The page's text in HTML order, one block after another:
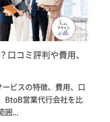
口コミ評判や費用、
ビスの特徴、費用、口
BtoB営業代行会社を比
囲...